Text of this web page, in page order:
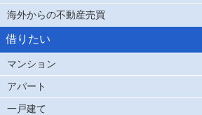
海外からの不動産売買
借りたい
マンション
アパート
一戸建て